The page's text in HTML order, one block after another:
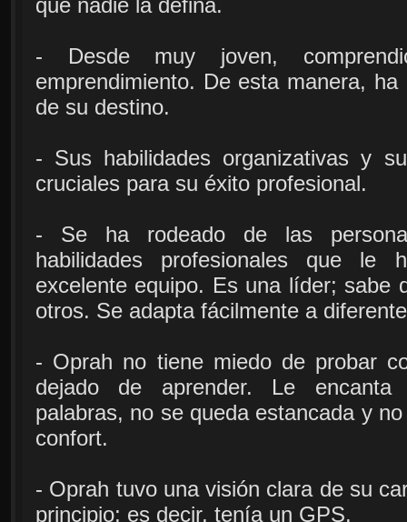
que nadie la defina.
- Desde muy joven,
emprendimiento. De esta manera,
de su destino.
- Sus habilidades organizativas y
cruciales para su éxito profesional.
- Se ha rodeado de las
habilidades profesionales que le
excelente equipo. Es una líder; sabe
otros. Se adapta fácilmente a
- Oprah no tiene miedo de probar
dejado de aprender. Le encanta
palabras, no se queda estancada y
confort.
- Oprah tuvo una visión clara de su
principio; es decir, tenía un GPS.